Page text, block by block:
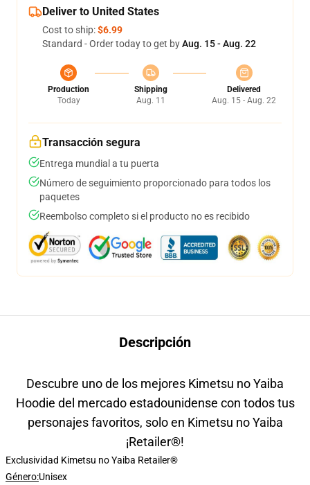
Deliver to United States
Cost to ship:$6.99
Standard - Order today to get byAug. 15 - Aug. 22
Production
Today
Shipping
Aug. 11
Delivered
Aug. 15 - Aug. 22
Transacción segura
Entrega mundial a tu puerta
Número de seguimiento proporcionado para todos los
paquetes
Reembolso completo si el producto no es recibido
Descripción
Descubre uno de los mejores Kimetsu no Yaiba
Hoodie del mercado estadounidense con todos tus
personajes favoritos, solo en Kimetsu no Yaiba
¡Retailer®!
Exclusividad Kimetsu no Yaiba Retailer®
Género:Unisex